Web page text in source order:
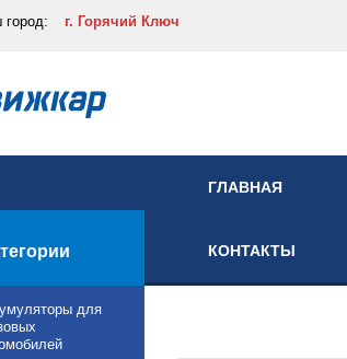
город: г. Горячий Ключ
ГЛАВНАЯ
КОНТАКТЫ
для